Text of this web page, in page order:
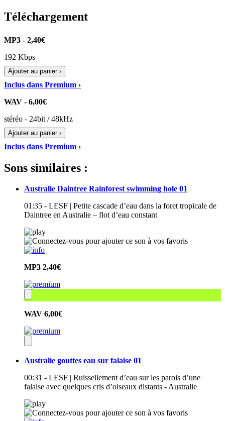
Téléchargement
MP3 - 2,40€
192 Kbps
Ajouter au panier ›
Inclus dans Premium ›
WAV - 6,00€
stéréo - 24bit / 48kHz
Ajouter au panier ›
Inclus dans Premium ›
Sons similaires :
Australie Daintree Rainforest swimming hole 01
01:35 - LESF | Petite cascade d’eau dans la foret tropicale de
Daintree en Australie – flot d’eau constant
MP3 2,40€
WAV 6,00€
Australie gouttes eau sur falaise 01
00:31 - LESF | Ruissellement d’eau sur les parois d’une
falaise avec quelques cris d’oiseaux distants - Australie